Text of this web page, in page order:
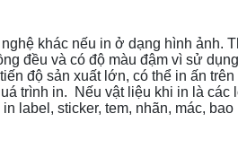
khác nếu in ở dạng hình
đều và có độ màu đậm vì sử
độ sản xuất lớn, có thể in ấn
trình in. Nếu vật liệu khi in là
label, sticker, tem, nhãn, mác,